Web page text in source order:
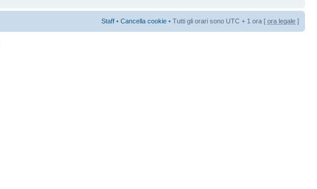
Staff • Cancella cookie • Tutti gli orari sono UTC + 1 ora [ ora legale ]